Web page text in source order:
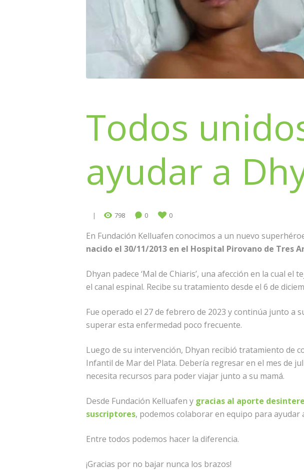
Todos
ayudar a
798 0 0
En Fundación Kelluafen conocimos a un nuevo
nacido el 30/11/2013 en el Hospital Pirovano de Tres
Dhyan padece ‘Mal de Chiaris’, una afección en la cual el
el canal espinal. Recibe su tratamiento desde el 6 de
Fue operado el 27 de febrero de 2023 y continúa junto a
superar esta enfermedad poco frecuente.
Luego de su intervención, Dhyan recibió tratamiento de
Infantil de Mar del Plata. Debería regresar en el mes de
necesita recursos para poder viajar junto a su mamá.
Desde Fundación Kelluafen y gracias al aporte
suscriptores, podemos colaborar en equipo para ayudar
Entre todos podemos hacer la diferencia.
¡Gracias por no bajar nunca los brazos!